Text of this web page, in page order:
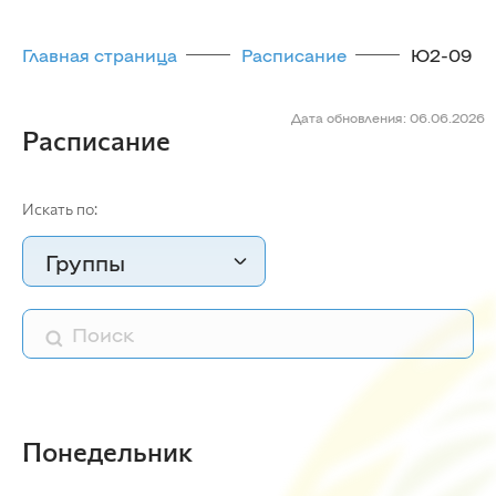
Главная страница Расписание Ю2-09
Дата обновления: 06.06.2026
Расписание
Искать по:
Группы
Понедельник